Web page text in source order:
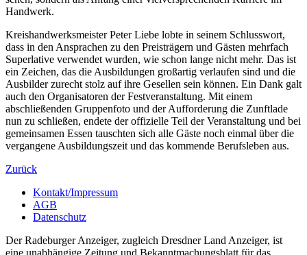
Handwerk.
Kreishandwerksmeister Peter Liebe lobte in seinem Schlusswort,
dass in den Ansprachen zu den Preisträgern und Gästen mehrfach
Superlative verwendet wurden, wie schon lange nicht mehr. Das ist
ein Zeichen, das die Ausbildungen großartig verlaufen sind und die
Ausbilder zurecht stolz auf ihre Gesellen sein können. Ein Dank galt
auch den Organisatoren der Festveranstaltung. Mit einem
abschließenden Gruppenfoto und der Aufforderung die Zunftlade
nun zu schließen, endete der offizielle Teil der Veranstaltung und bei
gemeinsamen Essen tauschten sich alle Gäste noch einmal über die
vergangene Ausbildungszeit und das kommende Berufsleben aus.
Zurück
Kontakt/Impressum
AGB
Datenschutz
Der Radeburger Anzeiger, zugleich Dresdner Land Anzeiger, ist
eine unabhängige Zeitung und Bekanntmachungsblatt für das